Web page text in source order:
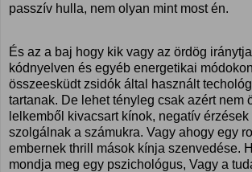
passzív hulla, nem olyan mint most én.
És az a baj hogy kik vagy az ördög
kódnyelven és egyéb energetikai
összeesküdt zsidók által használt
tartanak. De lehet tényleg csak azért nem
lelkemből kivacsart kínok, negatív
szolgálnak a számukra. Vagy ahogy egy
embernek thrill mások kínja szenvedése.
mondja meg egy pszichológus, Vagy a